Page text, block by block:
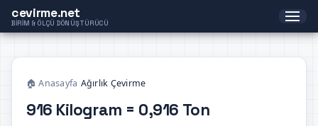
cevirme.net
BIRIM & ÖLÇÜ DÖNÜŞTÜRÜCÜ
🏠 Anasayfa Ağırlık Çevirme
916 Kilogram = 0,916 Ton